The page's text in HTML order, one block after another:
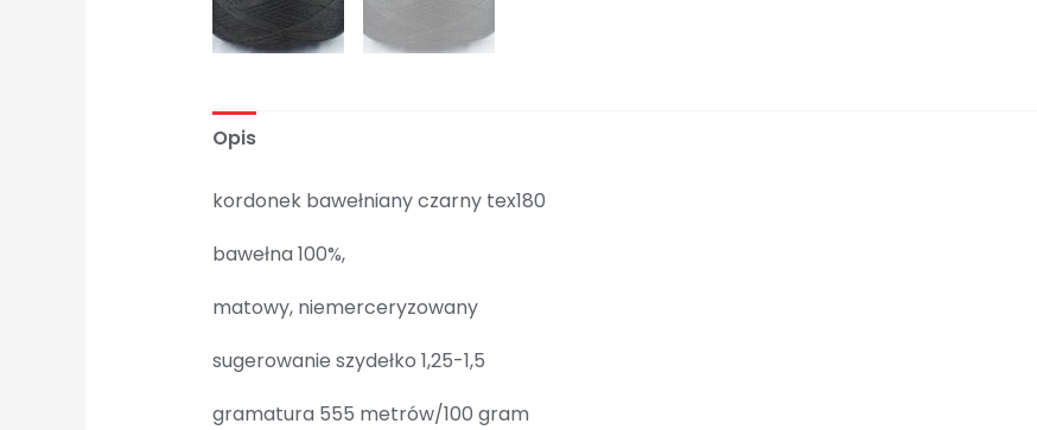
Opis
kordonek bawełniany czarny tex180
bawełna 100%,
matowy, niemerceryzowany
sugerowanie szydełko 1,25-1,5
gramatura 555 metrów/100 gram